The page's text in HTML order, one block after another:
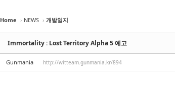
Home › NEWS › 개발일지
Immortality : Lost Territory Alpha 5 예고
Gunmania http://witteam.gunmania.kr/894